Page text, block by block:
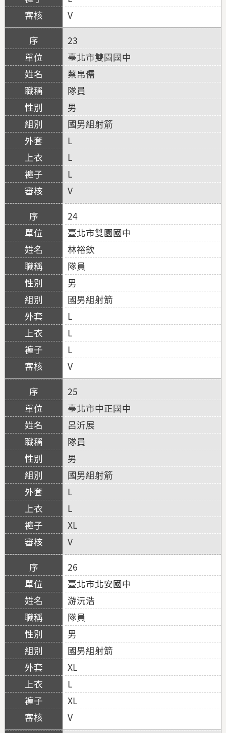
V
23
臺北市雙園國中
蔡帛儒
隊員
男
國男組射箭
L
L
L
V
24
臺北市雙園國中
林裕欽
隊員
男
國男組射箭
L
L
L
V
25
臺北市中正國中
呂沂展
隊員
男
國男組射箭
L
L
XL
V
26
臺北市北安國中
游沅浩
隊員
男
國男組射箭
XL
L
XL
V